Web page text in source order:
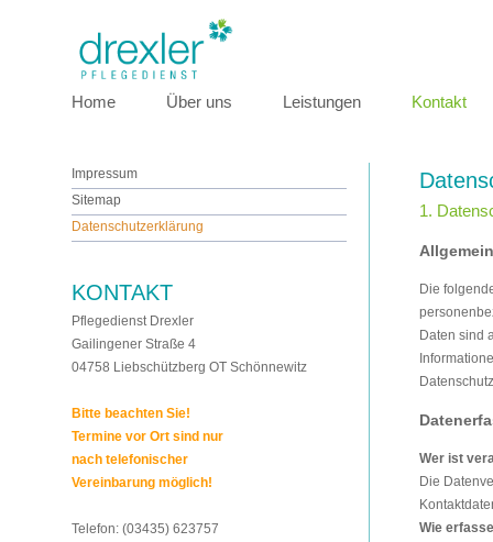
Home Über uns Leistungen Kontakt
Impressum
Sitemap
Datenschutzerklärung
KONTAKT
Pflegedienst Drexler
Gailingener Straße 4
04758 Liebschützberg OT Schönnewitz
Bitte beachten Sie!
Termine vor Ort sind nur
nach telefonischer
Vereinbarung möglich!
Telefon: (03435) 623757
1.
Die
Daten sind
Wer ist
Die
Wie